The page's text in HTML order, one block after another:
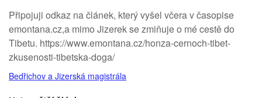
Připojuji odkaz na článek, který vyšel včera v časopise
emontana.cz,a mimo Jizerek se zmiňuje o mé cestě do
Tibetu. https://www.emontana.cz/honza-cernoch-tibet-
zkusenosti-tibetska-doga/
Bedřichov a Jizerská magistrála